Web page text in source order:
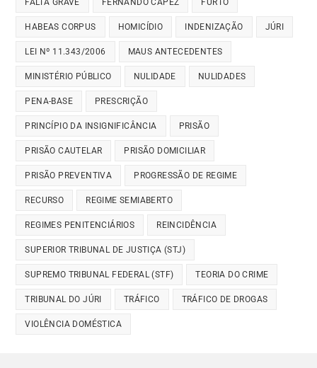
HABEAS CORPUS HOMICÍDIO INDENIZAÇÃO JÚRI
LEI Nº 11.343/2006 MAUS ANTECEDENTES
MINISTÉRIO PÚBLICO NULIDADE NULIDADES
PENA-BASE PRESCRIÇÃO
PRINCÍPIO DA INSIGNIFICÂNCIA PRISÃO
PRISÃO CAUTELAR PRISÃO DOMICILIAR
PRISÃO PREVENTIVA PROGRESSÃO DE REGIME
RECURSO REGIME SEMIABERTO
REGIMES PENITENCIÁRIOS REINCIDÊNCIA
SUPERIOR TRIBUNAL DE JUSTIÇA (STJ)
SUPREMO TRIBUNAL FEDERAL (STF) TEORIA DO CRIME
TRIBUNAL DO JÚRI TRÁFICO TRÁFICO DE DROGAS
VIOLÊNCIA DOMÉSTICA